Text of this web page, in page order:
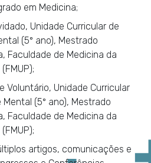
em Medicina;
Unidade Curricular de
(5º ano), Mestrado
Faculdade de Medicina da
Voluntário, Unidade Curricular
(5º ano), Mestrado
Faculdade de Medicina da
artigos, comunicações e